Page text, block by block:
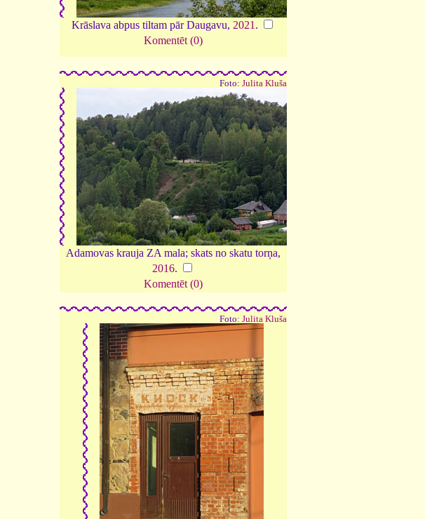
Krāslava abpus tiltam pār Daugavu, 2021 .
Komentēt (0)
Foto: Julita Kluša
Adamovas krauja ZA mala; skats no skatu torņa,
2016.
Komentēt (0)
Foto: Julita Kluša